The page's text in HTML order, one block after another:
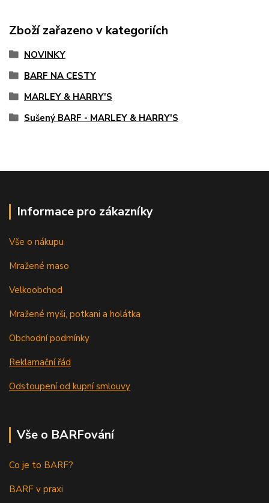
Zboží zařazeno v kategoriích
NOVINKY
BARF NA CESTY
MARLEY & HARRY'S
Sušený BARF - MARLEY & HARRY'S
Informace pro zákazníky
Vše o nákupu
Mražené maso
Velkoobchod
Mražené myši, potkani a holátka
Obchodní podmínky
Reklamační řád
Odstoupení od kupní smlouvy
Vše o BARFování
Co je to BARF?
BARF v praxi